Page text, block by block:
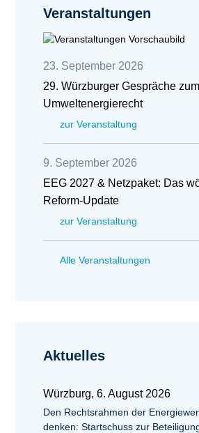
Veranstaltungen
23. September 2026
29. Würzburger Gespräche zum
Umweltenergierecht
zur Veranstaltung
9. September 2026
EEG 2027 & Netzpaket: Das
Reform-Update
zur Veranstaltung
Alle Veranstaltungen
Aktuelles
Würzburg, 6. August 2026
Den Rechtsrahmen der
denken: Startschuss zur